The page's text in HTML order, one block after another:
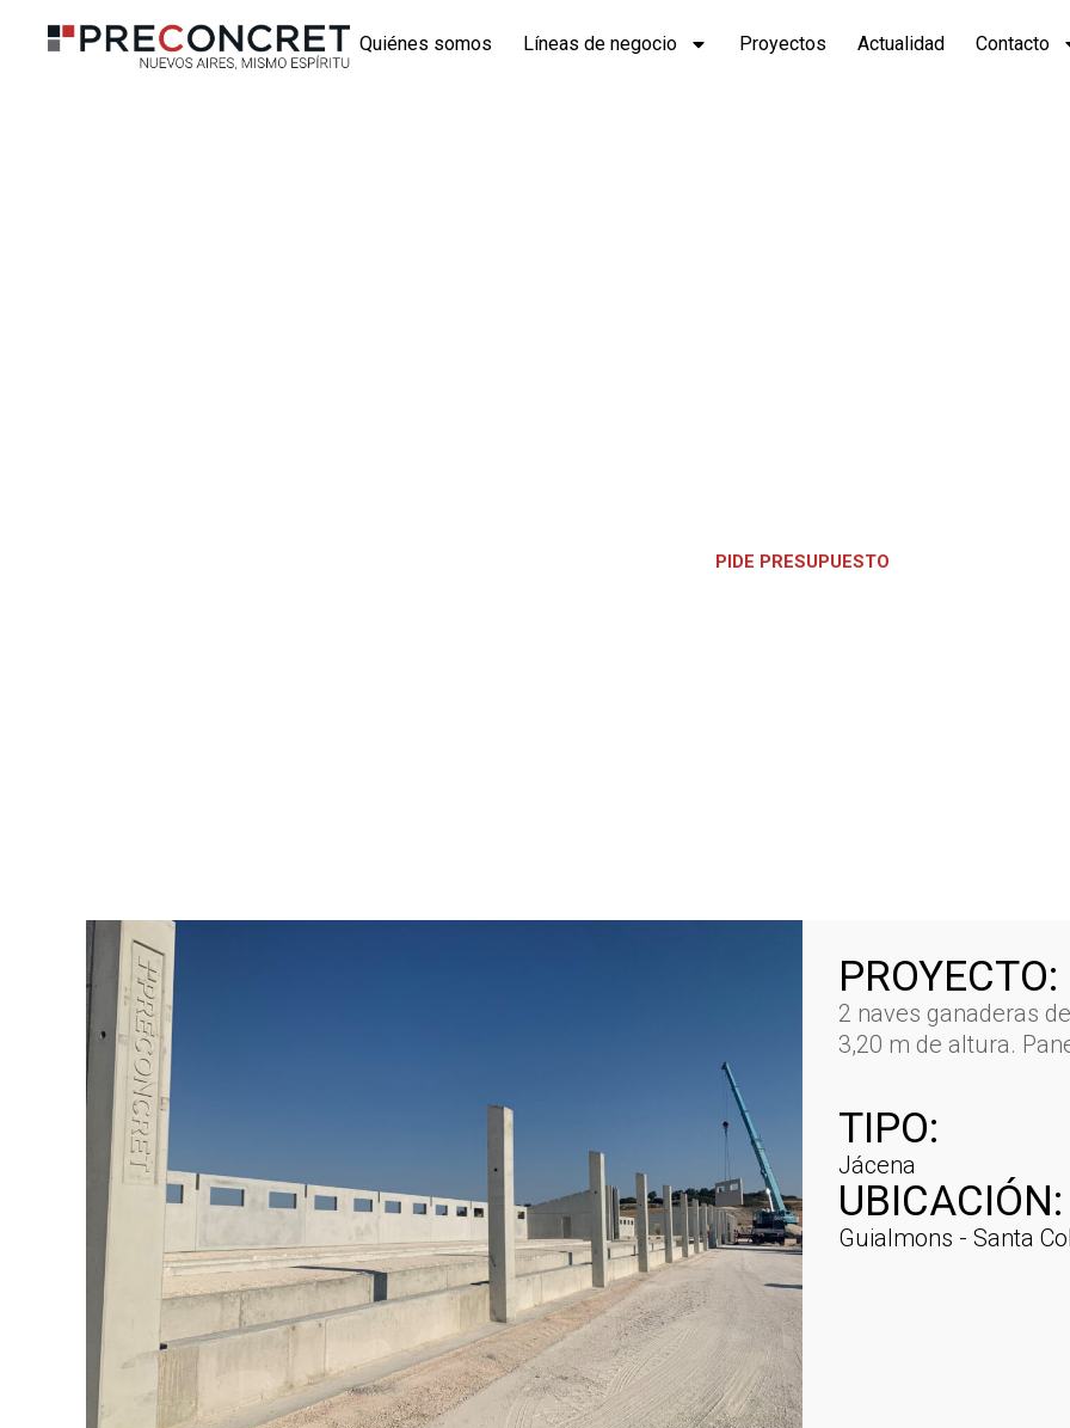
Quiénes somos Líneas de negocio Proyectos Actualidad Contacto
PIDE PRESUPUESTO
PROYECTO:
2 naves ganaderas
3,20 m de altura.
TIPO:
Jácena
UBICACIÓN:
Guialmons - Santa